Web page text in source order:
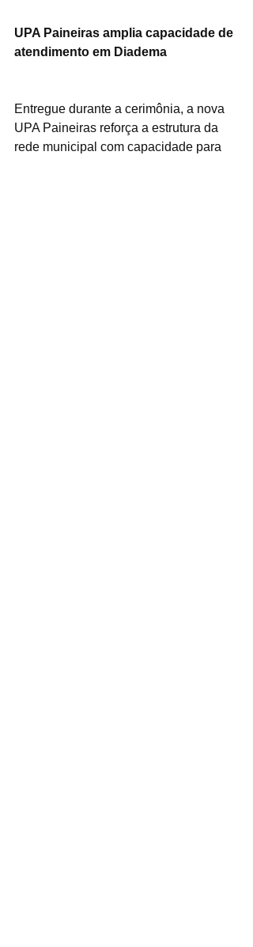
UPA Paineiras amplia capacidade de
atendimento em Diadema
Entregue durante a cerimônia, a nova
UPA Paineiras reforça a estrutura da
rede municipal com capacidade para